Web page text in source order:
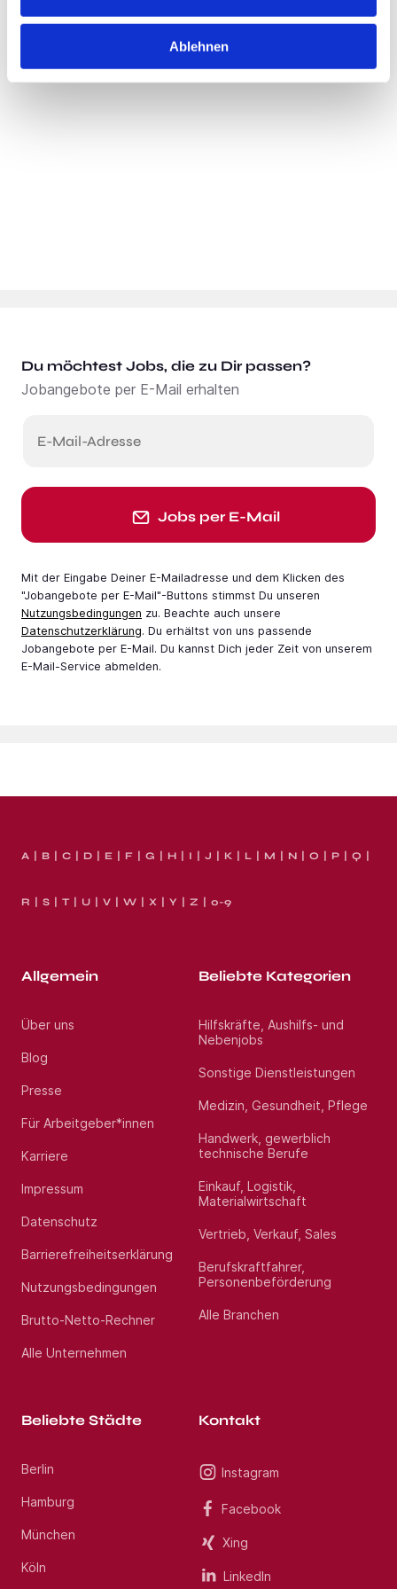
Ablehnen
Wolfsburg
Du möchtest Jobs, die zu Dir passen?
Jobangebote per E-Mail erhalten
E-Mail-Adresse
Jobs per E-Mail
Mit der Eingabe Deiner E-Mail­adresse und dem Klicken des
"Jobangebote per E-Mail"-Buttons stimmst Du unseren
Nutzungsbedingungen zu. Beachte auch unsere
Datenschutzerklärung. Du erhältst von uns passende
Jobangebote per E-Mail. Du kannst Dich jeder Zeit von unserem
E-Mail-Service abmelden.
A B C D E F G H I J K L M N O P Q
R S T U V W X Y Z 0-9
Allgemein
Über uns
Blog
Presse
Für Arbeitgeber*innen
Karriere
Impressum
Datenschutz
Barrierefreiheitserklärung
Nutzungsbedingungen
Brutto-Netto-Rechner
Alle Unternehmen
Beliebte Kategorien
Hilfskräfte, Aushilfs- und
Nebenjobs
Sonstige Dienstleistungen
Medizin, Gesundheit, Pflege
Handwerk, gewerblich
technische Berufe
Einkauf, Logistik,
Materialwirtschaft
Vertrieb, Verkauf, Sales
Berufskraftfahrer,
Personenbeförderung
Alle Branchen
Beliebte Städte
Berlin
Hamburg
München
Köln
Kontakt
Instagram
Facebook
Xing
LinkedIn